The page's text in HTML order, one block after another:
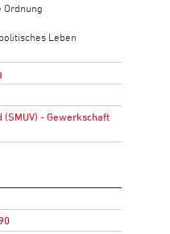
politisches Leben
- Gewerkschaft